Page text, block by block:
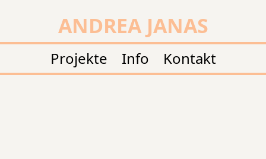
ANDREA JANAS
Projekte Info Kontakt